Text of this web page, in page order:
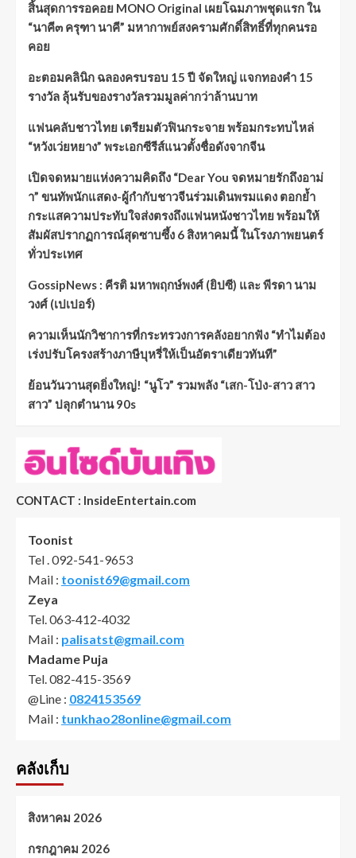
สิ้นสุดการรอคอย MONO Original เผยโฉมภาพชุดแรก ใน
“นาคี๓ ครุฑา นาคี” มหากาพย์สงครามศักดิ์สิทธิ์ที่ทุกคนรอ
คอย
อะตอมคลินิก ฉลองครบรอบ 15 ปี จัดใหญ่ แจกทองคำ 15
รางวัล ลุ้นรับของรางวัลรวมมูลค่ากว่าล้านบาท
แฟนคลับชาวไทย เตรียมตัวฟินกระจาย พร้อมกระทบไหล่
“หวังเว่ยหยาง” พระเอกซีรีส์แนวตั้งชื่อดังจากจีน
เปิดจดหมายแห่งความคิดถึง “Dear You จดหมายรักถึงอาม่
า” ขนทัพนักแสดง-ผู้กำกับชาวจีนร่วมเดินพรมแดง ตอกย้ำ
กระแสความประทับใจส่งตรงถึงแฟนหนังชาวไทย พร้อมให้
สัมผัสปรากฏการณ์สุดซาบซึ้ง 6 สิงหาคมนี้ ในโรงภาพยนตร์
ทั่วประเทศ
GossipNews : คีรติ มหาพฤกษ์พงศ์ (ยิปซี) และ พีรดา นาม
วงศ์ (เปเปอร์)
ความเห็นนักวิชาการที่กระทรวงการคลังอยากฟัง “ทำไมต้อง
เร่งปรับโครงสร้างภาษีบุหรี่ให้เป็นอัตราเดียวทันที”
ย้อนวันวานสุดยิ่งใหญ่! “นูโว” รวมพลัง “เสก-โป่ง-สาว สาว
สาว” ปลุกตำนาน 90s
CONTACT : InsideEntertain.com
Toonist
Tel . 092-541-9653
Mail : toonist69@gmail.com
Zeya
Tel. 063-412-4032
Mail : palisatst@gmail.com
Madame Puja
Tel. 082-415-3569
@Line : 0824153569
Mail : tunkhao28online@gmail.com
คลังเก็บ
สิงหาคม 2026
กรกฎาคม 2026